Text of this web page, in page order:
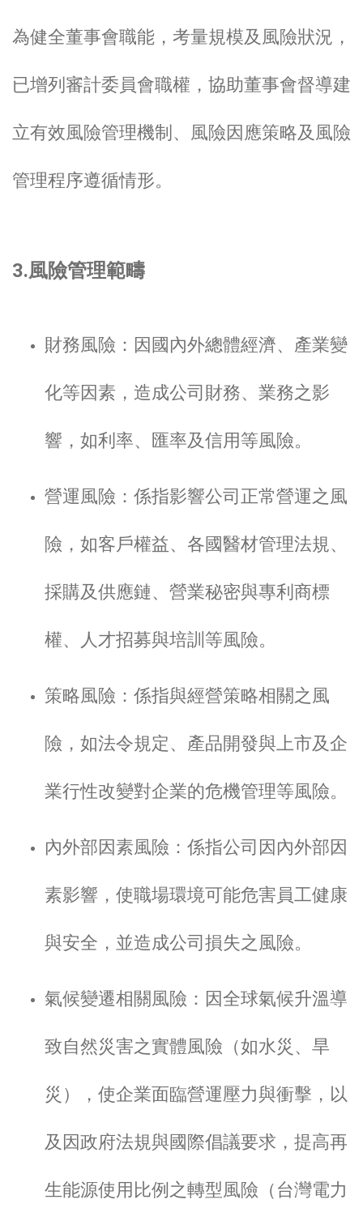
為健全董事會職能，考量規模及風險狀況，
已增列審計委員會職權，協助董事會督導建
立有效風險管理機制、風險因應策略及風險
管理程序遵循情形。
3.風險管理範疇
財務風險：因國內外總體經濟、產業變
化等因素，造成公司財務、業務之影
響，如利率、匯率及信用等風險。
營運風險：係指影響公司正常營運之風
險，如客戶權益、各國醫材管理法規、
採購及供應鏈、營業秘密與專利商標
權、人才招募與培訓等風險。
策略風險：係指與經營策略相關之風
險，如法令規定、產品開發與上市及企
業行性改變對企業的危機管理等風險。
內外部因素風險：係指公司因內外部因
素影響，使職場環境可能危害員工健康
與安全，並造成公司損失之風險。
氣候變遷相關風險：因全球氣候升溫導
致自然災害之實體風險（如水災、旱
災），使企業面臨營運壓力與衝擊，以
及因政府法規與國際倡議要求，提高再
生能源使用比例之轉型風險（台灣電力